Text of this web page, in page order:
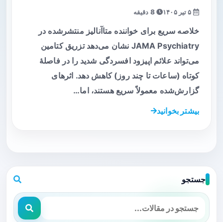
8 دقیقه
خلاصه سریع برای خواننده متاآنالیز منتشرشده در
JAMA Psychiatry نشان می‌دهد تزریق کتامین
می‌تواند علائم اپیزود افسردگی شدید را در فاصلهٔ
کوتاه (ساعات تا چند روز) کاهش دهد. اثرهای
گزارش‌شده معمولاً سریع هستند، اما…
بیشتر بخوانید
جستجو